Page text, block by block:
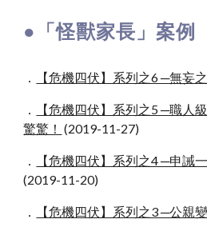
● 「怪獸家長」案例
． 【危機四伏】系列之6 ─無妄
．
【危機四伏】系列之5 ─職人
驚驚！ (2019-11-27)
．
【危機四伏】系列之4 ─申誡
(2019-11-20)
． 【危機四伏】系列之3 ─公親